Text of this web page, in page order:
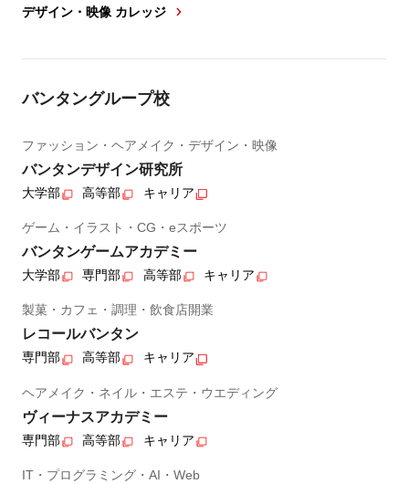
デザイン・映像 カレッジ
バンタングループ校
ファッション・ヘアメイク・デザイン・映像
バンタンデザイン研究所
大学部 高等部 キャリア
ゲーム・イラスト・CG・eスポーツ
バンタンゲームアカデミー
大学部 専門部 高等部 キャリア
製菓・カフェ・調理・飲食店開業
レコールバンタン
専門部 高等部 キャリア
ヘアメイク・ネイル・エステ・ウエディング
ヴィーナスアカデミー
専門部 高等部 キャリア
IT・プログラミング・AI・Web